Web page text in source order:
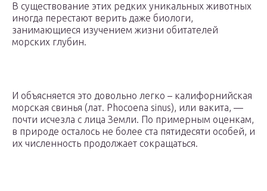
В существование этих редких уникальных животных
иногда перестают верить даже биологи,
занимающиеся изучением жизни обитателей
морских глубин.
И объясняется это довольно легко – калифорнийская
морская свинья (лат. Phocoena sinus), или вакита, —
почти исчезла с лица Земли. По примерным оценкам,
в природе осталось не более ста пятидесяти особей, и
их численность продолжает сокращаться.